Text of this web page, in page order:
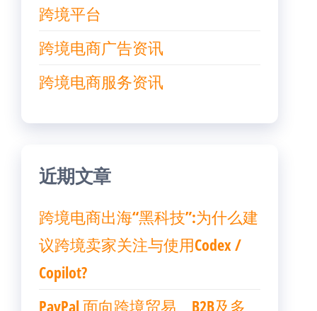
跨境平台
跨境电商广告资讯
跨境电商服务资讯
近期文章
跨境电商出海“黑科技”:为什么建
议跨境卖家关注与使用Codex /
Copilot?
PayPal 面向跨境贸易、B2B及多